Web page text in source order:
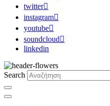
twitter
instagram
youtube
soundcloud
linkedin
Search